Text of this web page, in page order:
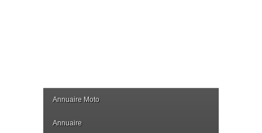
Annuaire Moto
Annuaire